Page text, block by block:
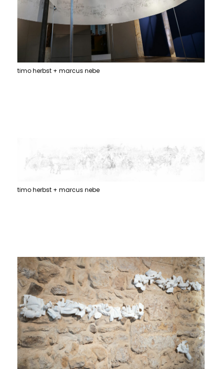
timo herbst + marcus nebe
timo herbst + marcus nebe